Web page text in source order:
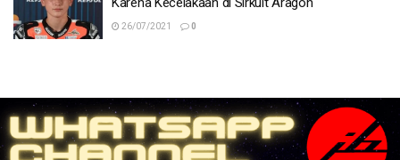
26/07/2021 0